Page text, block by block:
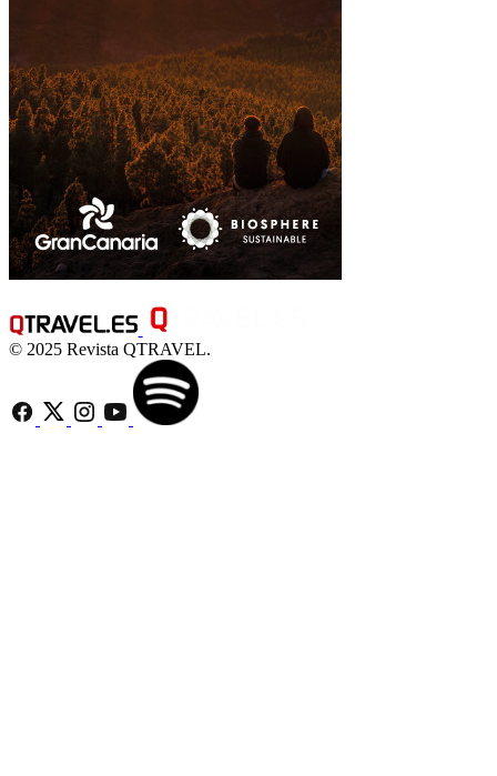
© 2025 Revista QTRAVEL.